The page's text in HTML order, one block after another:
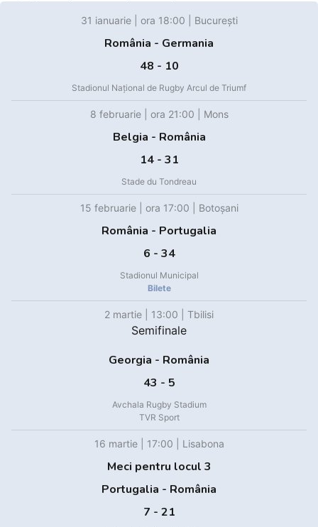
31 ianuarie | ora 18:00 | București
România - Germania
48 - 10
Stadionul Național de Rugby Arcul de Triumf
8 februarie | ora 21:00 | Mons
Belgia - România
14 - 31
Stade du Tondreau
15 februarie | ora 17:00 | Botoșani
România - Portugalia
6 - 34
Stadionul Municipal
Bilete
2 martie | 13:00 | Tbilisi
Semifinale
Georgia - România
43 - 5
Avchala Rugby Stadium
TVR Sport
16 martie | 17:00 | Lisabona
Meci pentru locul 3
Portugalia - România
7 - 21